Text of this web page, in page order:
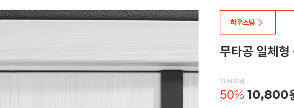
하우스팁
무타공 일체형
21,600원
50% 10,800